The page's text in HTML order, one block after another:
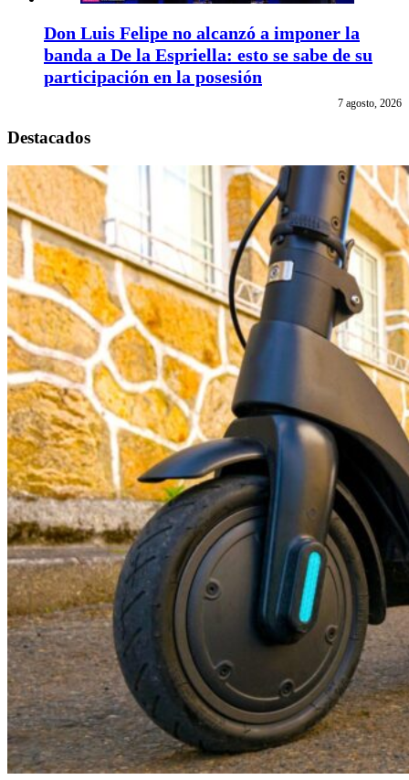
Don Luis Felipe no alcanzó a imponer la
banda a De la Espriella: esto se sabe de su
participación en la posesión
7 agosto, 2026
Destacados